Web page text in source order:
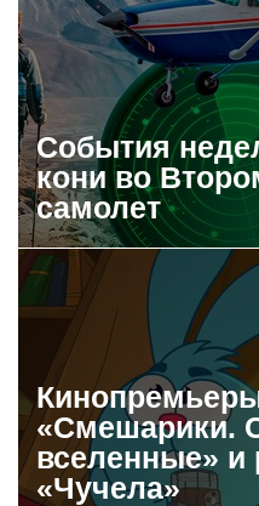
События
кони во
самолет
«Смешарики.
вселенные» и
«Чучела»